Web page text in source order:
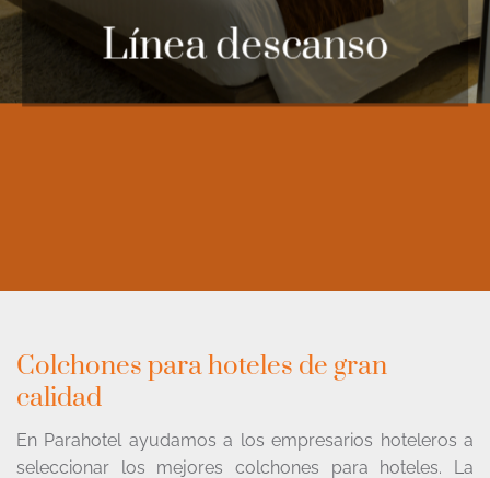
Línea descanso
Colchones para hoteles de gran
calidad
En Parahotel ayudamos a los empresarios hoteleros a
seleccionar los mejores colchones para hoteles. La